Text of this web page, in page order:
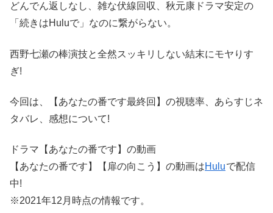
どんでん返しなし、雑な伏線回収、秋元康ドラマ安定の
「続きはHuluで」なのに繋がらない。
西野七瀬の棒演技と全然スッキリしない結末にモヤりす
ぎ!
今回は、【あなたの番です最終回】の視聴率、あらすじネ
タバレ、感想について!
ドラマ【あなたの番です】の動画
【あなたの番です】【扉の向こう】の動画はHuluで配信
中!
※2021年12月時点の情報です。